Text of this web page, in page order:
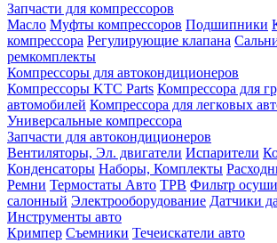
Запчасти для компрессоров
Масло Муфты компрессоров Подшипники
компрессора Регулирующие клапана
ремкомплекты
Компрессоры для автокондиционеров
Компрессоры KTC Parts Компрессора для
автомобилей Компрессора для легковых
Универсальные компрессора
Запчасти для автокондиционеров
Вентиляторы, Эл. двигатели Испарители
Конденсаторы Наборы, Комплекты
Ремни Термостаты Авто ТРВ Фильтр
салонный Электрооборудование Датчики
Инструменты авто
Кримпер Съемники Течеискатели авто